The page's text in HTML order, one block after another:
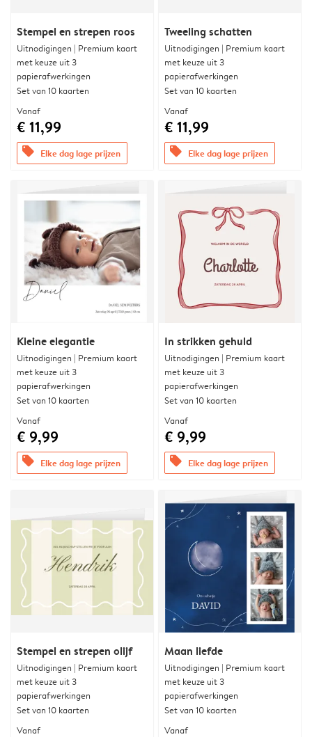
Stempel en strepen roos
Uitnodigingen | Premium kaart
met keuze uit 3
papierafwerkingen
Set van 10 kaarten
Vanaf
€ 11,99
offers Elke dag lage prijzen
Tweeling schatten
Uitnodigingen | Premium kaart
met keuze uit 3
papierafwerkingen
Set van 10 kaarten
Vanaf
€ 11,99
offers Elke dag lage prijzen
Kleine elegantie
Uitnodigingen | Premium kaart
met keuze uit 3
papierafwerkingen
Set van 10 kaarten
Vanaf
€ 9,99
offers Elke dag lage prijzen
In strikken gehuld
Uitnodigingen | Premium kaart
met keuze uit 3
papierafwerkingen
Set van 10 kaarten
Vanaf
€ 9,99
offers Elke dag lage prijzen
Stempel en strepen olijf
Uitnodigingen | Premium kaart
met keuze uit 3
papierafwerkingen
Set van 10 kaarten
Vanaf
Maan liefde
Uitnodigingen | Premium kaart
met keuze uit 3
papierafwerkingen
Set van 10 kaarten
Vanaf